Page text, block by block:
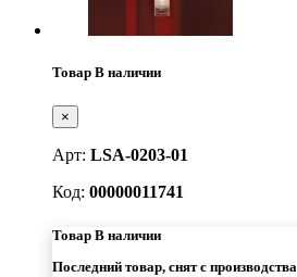
Товар В наличии
×
Арт: LSA-0203-01
Код: 00000011741
Товар В наличии
Последний товар, снят с производства